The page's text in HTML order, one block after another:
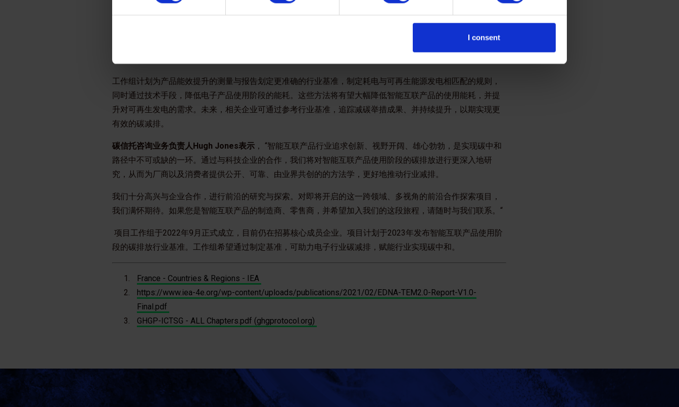
I consent
算方法学。
工作组计划为产品能效提升的测量与报告划定更准确的行业基准，制定耗电与可再生能源发电相匹配的规则，
同时通过技术手段，降低电子产品使用阶段的能耗。这些方法将有望大幅降低智能互联产品的使用能耗，并提
升对可再生发电的需求。未来，相关企业可通过参考行业基准，追踪减碳举措成果、并持续提升，以期实现更
有效的碳减排。
碳信托咨询业务负责人Hugh Jones表示 ， “智能互联产品行业追求创新、视野开阔、雄心勃勃，是实现碳中和
路径中不可或缺的一环。通过与科技企业的合作，我们将对智能互联产品使用阶段的碳排放进行更深入地研
究，从而为厂商以及消费者提供公开、可靠、由业界共创的的方法学，更好地推动行业减排。
我们十分高兴与企业合作，进行前沿的研究与探索。对即将开启的这一跨领域、多视角的前沿合作探索项目，
我们满怀期待。如果您是智能互联产品的制造商、零售商，并希望加入我们的这段旅程，请随时与我们联系。“
项目工作组于2022年9月正式成立，目前仍在招募核心成员企业。项目计划于2023年发布智能互联产品使用阶
段的碳排放行业基准。工作组希望通过制定基准，可助力电子行业碳减排，赋能行业实现碳中和。
France - Countries & Regions - IEA
https://www.iea-4e.org/wp-content/uploads/publications/2021/02/EDNA-TEM2.0-Report-V1.0-
Final.pdf
GHGP-ICTSG - ALL Chapters.pdf (ghgprotocol.org)